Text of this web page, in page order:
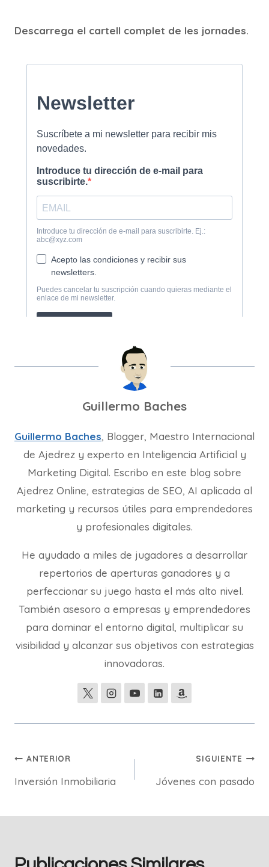
Descarrega el cartell complet de les jornades.
Guillermo Baches
Guillermo Baches, Blogger, Maestro Internacional
de Ajedrez y experto en Inteligencia Artificial y
Marketing Digital. Escribo en este blog sobre
Ajedrez Online, estrategias de SEO, AI aplicada al
marketing y recursos útiles para emprendedores
y profesionales digitales.
He ayudado a miles de jugadores a desarrollar
repertorios de aperturas ganadores y a
perfeccionar su juego hasta el más alto nivel.
También asesoro a empresas y emprendedores
para dominar el entorno digital, multiplicar su
visibilidad y alcanzar sus objetivos con estrategias
innovadoras.
Navegación
de
entradas
ANTERIOR
Inversión Inmobiliaria
SIGUIENTE
Jóvenes con pasado